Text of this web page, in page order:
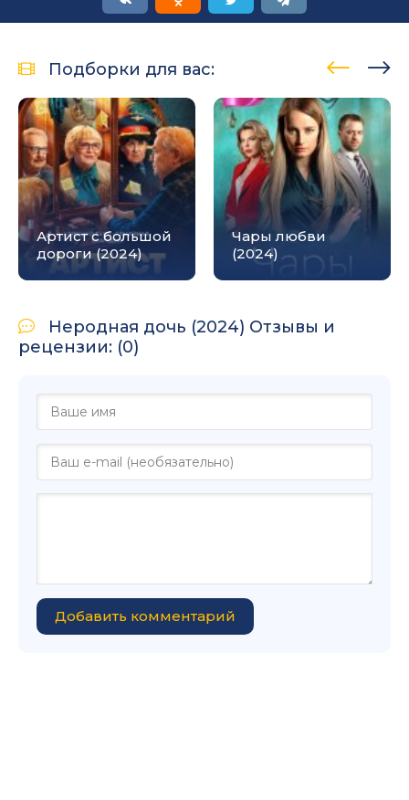
Подборки для вас:
Артист с большой
дороги (2024)
Чары любви
(2024)
Неродная дочь (2024) Отзывы и
рецензии: (0)
Добавить комментарий